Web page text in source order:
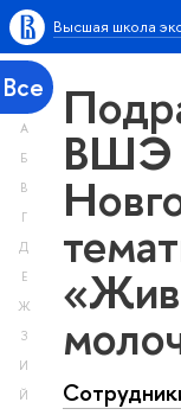
Высшая школа
Все
А
Б
В
Г
Д
Е
Ж
З
И
Й
ВШЭ